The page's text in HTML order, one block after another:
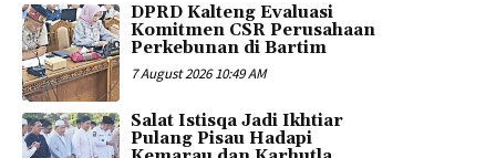
DPRD Kalteng Evaluasi
Komitmen CSR Perusahaan
Perkebunan di Bartim
7 August 2026 10:49 AM
Salat Istisqa Jadi Ikhtiar
Pulang Pisau Hadapi